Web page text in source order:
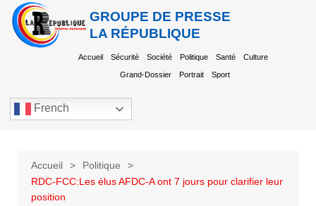
GROUPE DE PRESSE
LA RÉPUBLIQUE
Accueil Sécurité Société Politique Santé Culture
Grand-Dossier Portrait Sport
French
Accueil
Politique
RDC-FCC:Les élus AFDC-A ont 7 jours pour clarifier leur
position